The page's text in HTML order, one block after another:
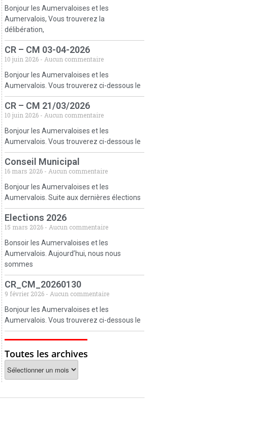
Bonjour les Aumervaloises et les
Aumervalois, Vous trouverez la
délibération,
CR – CM 03-04-2026
10 juin 2026
Aucun commentaire
Bonjour les Aumervaloises et les
Aumervalois. Vous trouverez ci-dessous le
CR – CM 21/03/2026
10 juin 2026
Aucun commentaire
Bonjour les Aumervaloises et les
Aumervalois. Vous trouverez ci-dessous le
Conseil Municipal
16 mars 2026
Aucun commentaire
Bonjour les Aumervaloises et les
Aumervalois. Suite aux dernières élections
Elections 2026
15 mars 2026
Aucun commentaire
Bonsoir les Aumervaloises et les
Aumervalois. Aujourd’hui, nous nous
sommes
CR_CM_20260130
9 février 2026
Aucun commentaire
Bonjour les Aumervaloises et les
Aumervalois. Vous trouverez ci-dessous le
Toutes les archives